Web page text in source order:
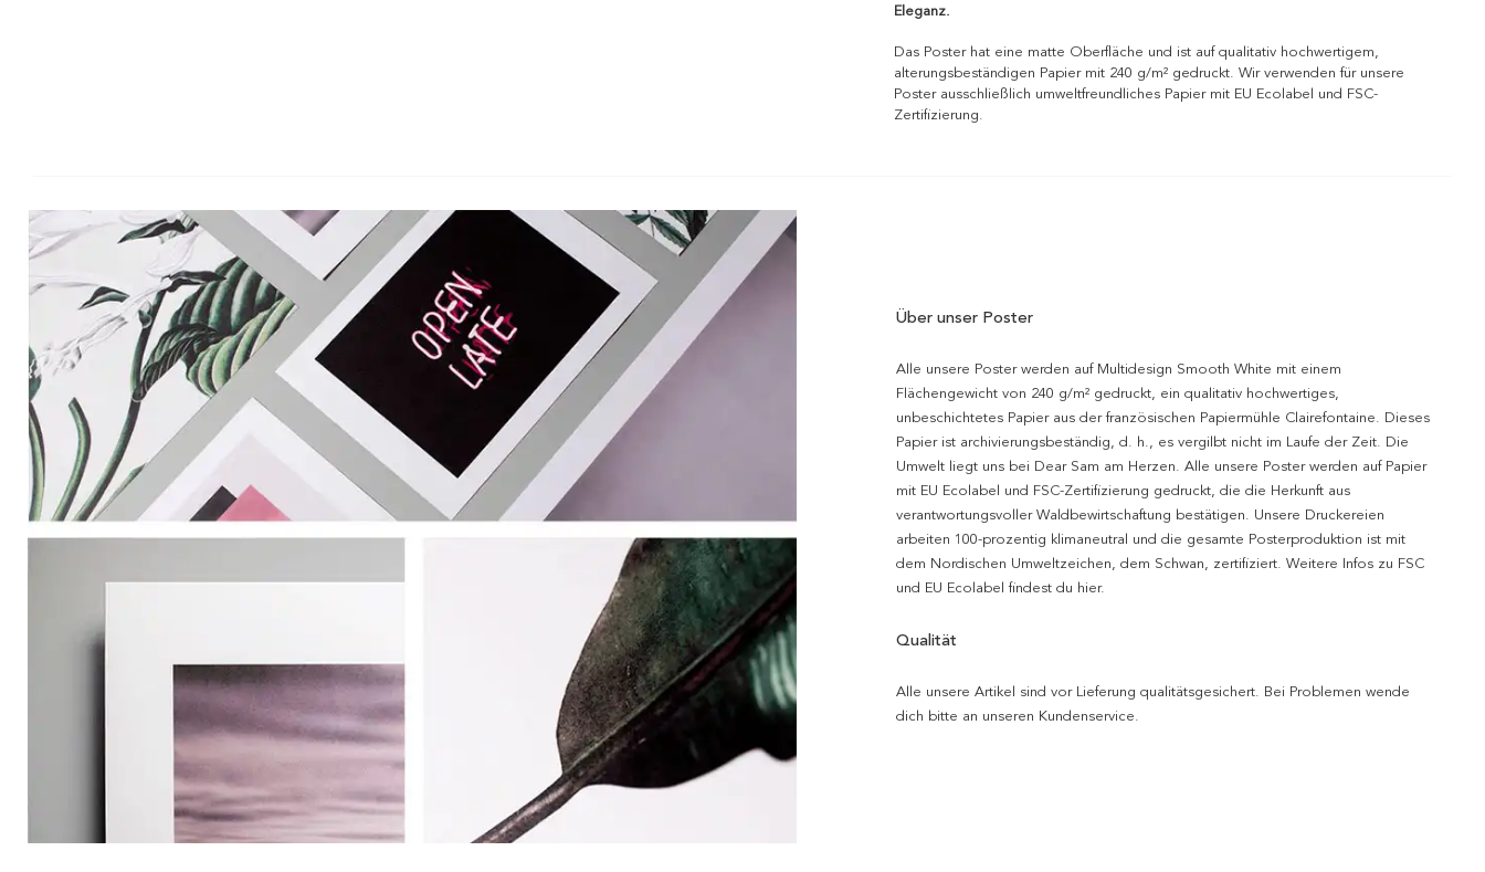
Eleganz.
Das Poster hat eine matte Oberfläche und ist auf qualitativ hochwertigem,
alterungsbeständigen Papier mit 240 g/m² gedruckt. Wir verwenden für unsere
Poster ausschließlich umweltfreundliches Papier mit EU Ecolabel und FSC-
Zertifizierung.
Über unser Poster
Alle unsere Poster werden auf Multidesign Smooth White mit einem
Flächengewicht von 240 g/m² gedruckt, ein qualitativ hochwertiges,
unbeschichtetes Papier aus der französischen Papiermühle Clairefontaine. Dieses
Papier ist archivierungsbeständig, d. h., es vergilbt nicht im Laufe der Zeit. Die
Umwelt liegt uns bei Dear Sam am Herzen. Alle unsere Poster werden auf Papier
mit EU Ecolabel und FSC-Zertifizierung gedruckt, die die Herkunft aus
verantwortungsvoller Waldbewirtschaftung bestätigen. Unsere Druckereien
arbeiten 100-prozentig klimaneutral und die gesamte Posterproduktion ist mit
dem Nordischen Umweltzeichen, dem Schwan, zertifiziert. Weitere Infos zu FSC
und EU Ecolabel findest du hier.
Qualität
Alle unsere Artikel sind vor Lieferung qualitätsgesichert. Bei Problemen wende
dich bitte an unseren Kundenservice.